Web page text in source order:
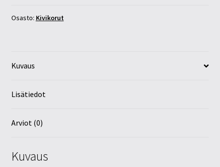
Osasto: Kivikorut
Kuvaus
Lisätiedot
Arviot (0)
Kuvaus